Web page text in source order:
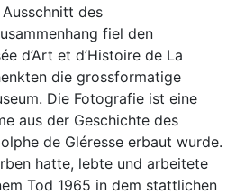
des
fiel den
d’Art et d’Histoire de La
die grossformatige
Die Fotografie ist eine
aus der Geschichte des
de Gléresse erbaut wurde.
hatte, lebte und arbeitete
Tod 1965 in dem stattlichen